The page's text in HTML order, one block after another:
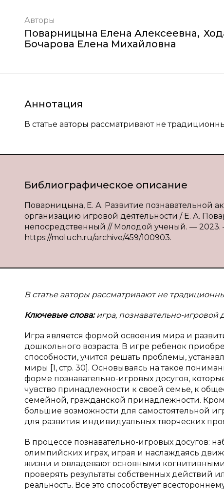
Авторы
Поварницына Елена Алексеевна,
Бочарова Елена Михайловна
Аннотация
В статье авторы рассматривают не
Библиографическое описание
Поварницына, Е. А. Развитие познавательной
организацию игровой деятельности / Е. А.
непосредственный // Молодой ученый. — 2023.
https://moluch.ru/archive/459/100903.
В статье авторы рассматривают не
Ключевые слова:игра, познавательно-игровой
Игра является формой освоения мира и
дошкольного возраста. В игре ребенок
способности, учится решать проблемы,
миры [1, стр. 30]. Основываясь на такое
форме познавательно-игровых досугов,
чувство принадлежности к своей семье, к
семейной, гражданской принадлежности.
большие возможности для самостоятельной
для развития индивидуальных творческих
В процессе познавательно-игровых досугов:
олимпийских играх, играя и наслаждаясь
жизни и овладевают основными
проверять результаты собственных действий
реальность. Все это способствует